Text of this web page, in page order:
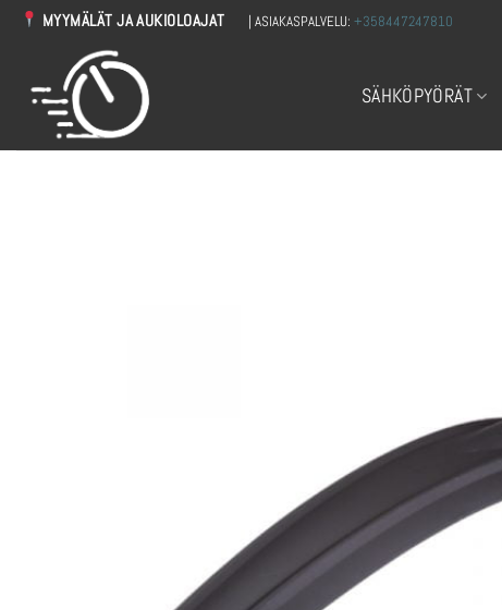
Skip
MYYMÄLÄT JA AUKIOLOAJAT | ASIAKASPALVELU:+358447247810
SÄHKÖPYÖRÄT